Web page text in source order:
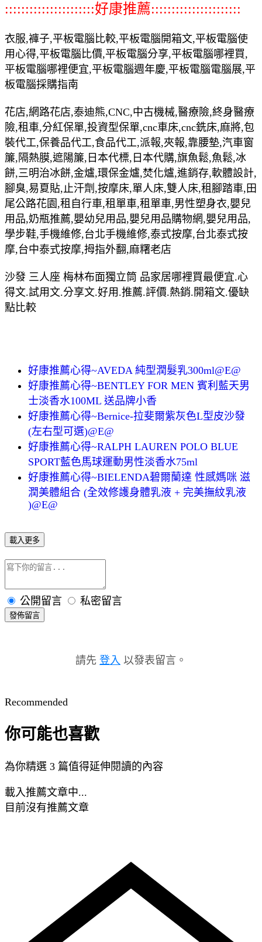
::::::::::::::::::::::好康推薦::::::::::::::::::::::
衣服,褲子,平板電腦比較,平板電腦開箱文,平板電腦使
用心得,平板電腦比價,平板電腦分享,平板電腦哪裡買,
平板電腦哪裡便宜,平板電腦週年慶,平板電腦電腦展,平
板電腦採購指南
花店,網路花店,泰迪熊,CNC,中古機械,醫療險,終身醫療
險,租車,分紅保單,投資型保單,cnc車床,cnc銑床,麻將,包
裝代工,保養品代工,食品代工,派報,夾報,靠腰墊,汽車窗
簾,隔熱膜,遮陽簾,日本代標,日本代購,旗魚鬆,魚鬆,冰
餅,三明治冰餅,金爐,環保金爐,焚化爐,進銷存,軟體設計,
腳臭,易夏貼,止汗劑,按摩床,單人床,雙人床,租腳踏車,田
尾公路花園,租自行車,租單車,租單車,男性塑身衣,嬰兒
用品,奶瓶推薦,嬰幼兒用品,嬰兒用品購物網,嬰兒用品,
學步鞋,手機維修,台北手機維修,泰式按摩,台北泰式按
摩,台中泰式按摩,拇指外翻,麻糬老店
沙發 三人座 梅林布面獨立筒 品家居哪裡買最便宜.心
得文.試用文.分享文.好用.推薦.評價.熱銷.開箱文.優缺
點比較
好康推薦心得~AVEDA 純型潤髮乳300ml@E@
好康推薦心得~BENTLEY FOR MEN 賓利藍天男
士淡香水100ML 送品牌小香
好康推薦心得~Bernice-拉斐爾紫灰色L型皮沙發
(左右型可選)@E@
好康推薦心得~RALPH LAUREN POLO BLUE
SPORT藍色馬球運動男性淡香水75ml
好康推薦心得~BIELENDA碧爾蘭達 性感媽咪 滋
潤美體組合 (全效修護身體乳液 + 完美撫紋乳液
)@E@
載入更多
公開留言 私密留言
發佈留言
請先 登入 以發表留言。
Recommended
你可能也喜歡
為你精選 3 篇值得延伸閱讀的內容
載入推薦文章中...
目前沒有推薦文章